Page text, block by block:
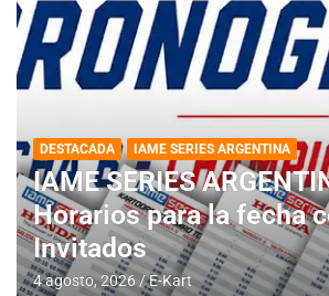
DESTACADA IAME SERIES ARGENTINA
IAME SERIES
Horarios para la fecha
Invitados
4 agosto, 2026 E-Kart